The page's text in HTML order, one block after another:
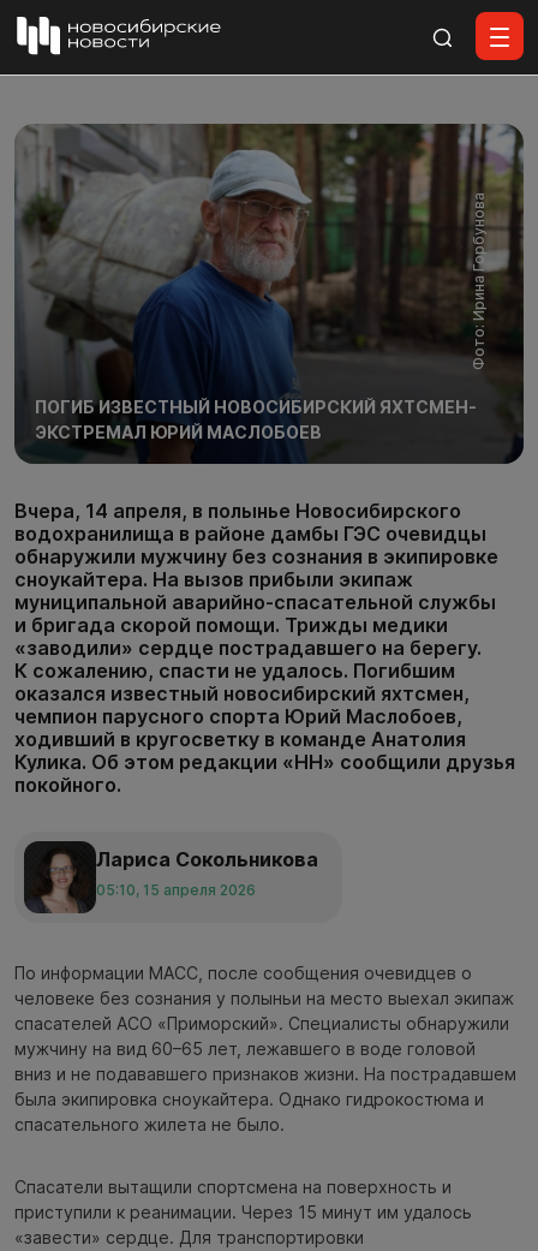
Фото: Ирина Горбунова
ПОГИБ ИЗВЕСТНЫЙ НОВОСИБИРСКИЙ ЯХТСМЕН-
ЭКСТРЕМАЛ ЮРИЙ МАСЛОБОЕВ
Вчера, 14 апреля, в полынье Новосибирского
водохранилища в районе дамбы ГЭС очевидцы
обнаружили мужчину без сознания в экипировке
сноукайтера. На вызов прибыли экипаж
муниципальной аварийно-спасательной службы
и бригада скорой помощи. Трижды медики
«заводили» сердце пострадавшего на берегу.
К сожалению, спасти не удалось. Погибшим
оказался известный новосибирский яхтсмен,
чемпион парусного спорта Юрий Маслобоев,
ходивший в кругосветку в команде Анатолия
Кулика. Об этом редакции «НН» сообщили друзья
покойного.
Лариса Сокольникова
05:10, 15 апреля 2026
По информации МАСС, после сообщения очевидцев о
человеке без сознания у полыньи на место выехал экипаж
спасателей АСО «Приморский». Специалисты обнаружили
мужчину на вид 60–65 лет, лежавшего в воде головой
вниз и не подававшего признаков жизни. На пострадавшем
была экипировка сноукайтера. Однако гидрокостюма и
спасательного жилета не было.
Спасатели вытащили спортсмена на поверхность и
приступили к реанимации. Через 15 минут им удалось
«завести» сердце. Для транспортировки